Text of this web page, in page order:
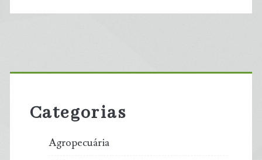
Primary
Sidebar
Categorias
Agropecuária